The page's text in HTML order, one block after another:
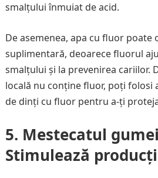
smalțului înmuiat de acid.
De asemenea, apa cu fluor
suplimentară, deoarece fluorul
smalțului și la prevenirea cariilor.
locală nu conține fluor, poți folosi
de dinți cu fluor pentru a-ți
5. Mestecatul
Stimulează